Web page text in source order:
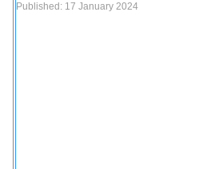
Published: 17 January 2024